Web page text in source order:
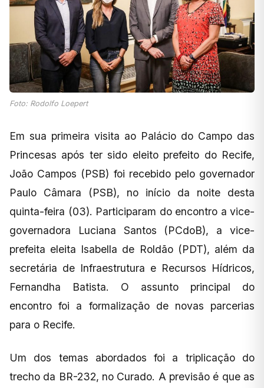
Foto: Rodolfo Loepert
Em sua primeira visita ao Palácio do Campo das
Princesas após ter sido eleito prefeito do Recife,
João Campos (PSB) foi recebido pelo governador
Paulo Câmara (PSB), no início da noite desta
quinta-feira (03). Participaram do encontro a vice-
governadora Luciana Santos (PCdoB), a vice-
prefeita eleita Isabella de Roldão (PDT), além da
secretária de Infraestrutura e Recursos Hídricos,
Fernandha Batista. O assunto principal do
encontro foi a formalização de novas parcerias
para o Recife.
Um dos temas abordados foi a triplicação do
trecho da BR-232, no Curado. A previsão é que as